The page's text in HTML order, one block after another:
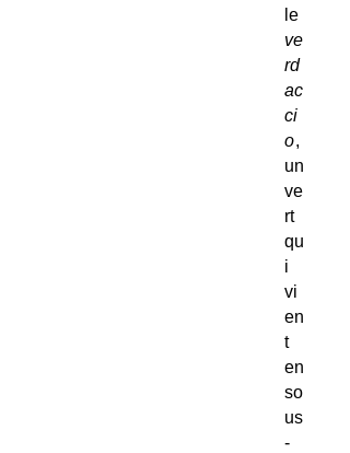
le
ve
rd
ac
ci
o,
un
ve
rt
qu
i
vi
en
t
en
so
us
-